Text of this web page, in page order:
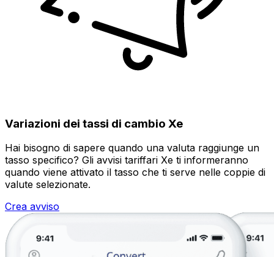
Variazioni dei tassi di cambio Xe
Hai bisogno di sapere quando una valuta raggiunge un
tasso specifico? Gli avvisi tariffari Xe ti informeranno
quando viene attivato il tasso che ti serve nelle coppie di
valute selezionate.
Crea avviso